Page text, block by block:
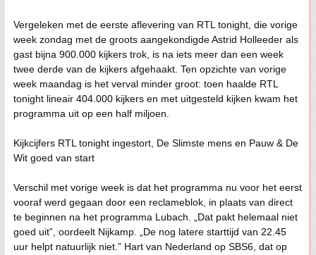
Vergeleken met de eerste aflevering van RTL tonight, die vorige
week zondag met de groots aangekondigde Astrid Holleeder als
gast bijna 900.000 kijkers trok, is na iets meer dan een week
twee derde van de kijkers afgehaakt. Ten opzichte van vorige
week maandag is het verval minder groot: toen haalde RTL
tonight lineair 404.000 kijkers en met uitgesteld kijken kwam het
programma uit op een half miljoen.
Kijkcijfers RTL tonight ingestort, De Slimste mens en Pauw & De
Wit goed van start
Verschil met vorige week is dat het programma nu voor het eerst
vooraf werd gegaan door een reclameblok, in plaats van direct
te beginnen na het programma Lubach. „Dat pakt helemaal niet
goed uit”, oordeelt Nijkamp. „De nog latere starttijd van 22.45
uur helpt natuurlijk niet.” Hart van Nederland op SBS6, dat op